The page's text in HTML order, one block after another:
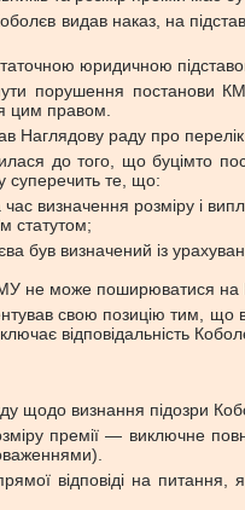
видав наказ, на
юридичною
порушення постанови
цим правом.
Наглядову раду про
до того, що буцімто
суперечить те, що:
час визначення розміру і
статутом;
був визначений із
не може поширюватися на
свою позицію тим, що в
відповідальність
щодо визнання підозри
премії — виключне
відповіді на